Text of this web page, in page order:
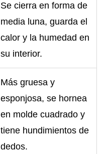
Se cierra en forma de
media luna, guarda el
calor y la humedad en
su interior.
Más gruesa y
esponjosa, se hornea
en molde cuadrado y
tiene hundimientos de
dedos.